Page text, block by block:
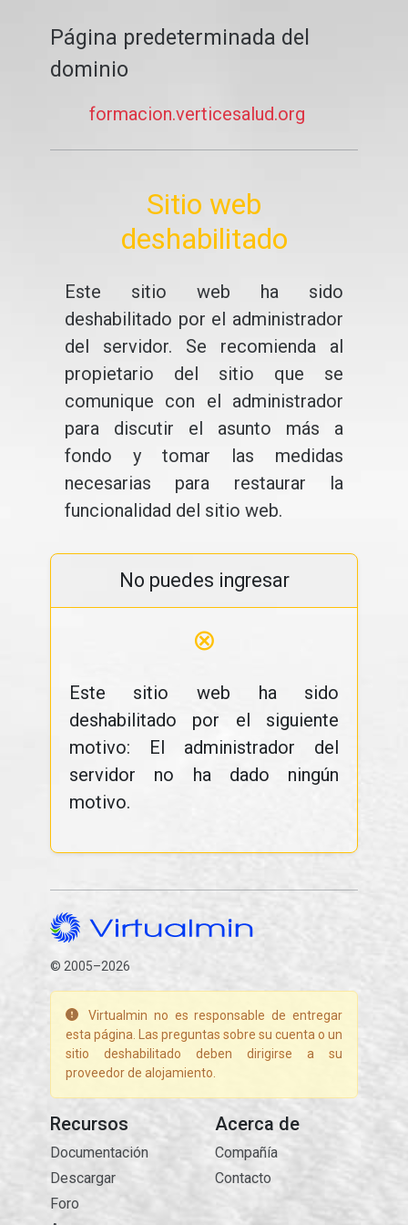
Página predeterminada del
dominio
formacion.verticesalud.org
Sitio web
deshabilitado
Este sitio web ha sido
deshabilitado por el administrador
del servidor. Se recomienda al
propietario del sitio que se
comunique con el administrador
para discutir el asunto más a
fondo y tomar las medidas
necesarias para restaurar la
funcionalidad del sitio web.
No puedes ingresar
⊗
Este sitio web ha sido
deshabilitado por el siguiente
motivo: El administrador del
servidor no ha dado ningún
motivo.
© 2005–2026
Virtualmin no es responsable de entregar
esta página. Las preguntas sobre su cuenta o un
sitio deshabilitado deben dirigirse a su
proveedor de alojamiento.
Recursos
Documentación
Descargar
Foro
Acerca de
Compañía
Contacto